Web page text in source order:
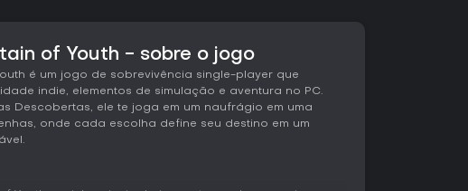
of Youth - sobre o jogo
é um jogo de sobrevivência single-player que
indie, elementos de simulação e aventura no PC.
Descobertas, ele te joga em um naufrágio em uma
onde cada escolha define seu destino em um